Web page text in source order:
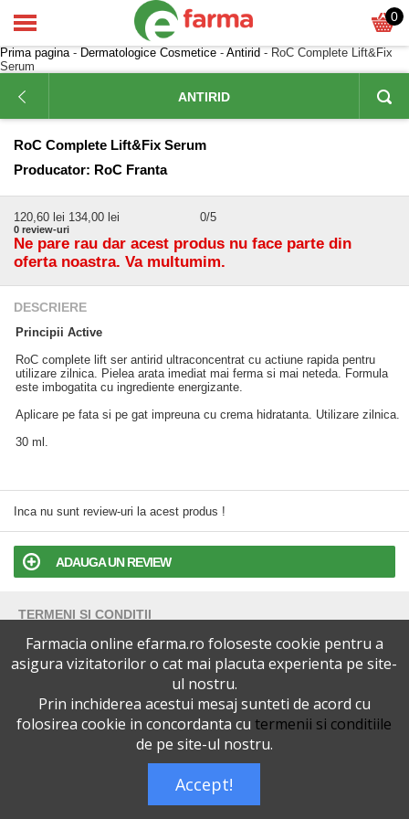
0
Prima pagina- Dermatologice Cosmetice - Antirid - RoC Complete Lift&Fix
Serum
ANTIRID
RoC Complete Lift&Fix Serum
Producator: RoC Franta
120,60 lei 134,00 lei 0/5
0 review-uri
Ne pare rau dar acest produs nu face parte din
oferta noastra. Va multumim.
DESCRIERE
Principii Active
RoC complete lift ser antirid ultraconcentrat cu actiune rapida pentru
utilizare zilnica. Pielea arata imediat mai ferma si mai neteda. Formula
este imbogatita cu ingrediente energizante.
Aplicare pe fata si pe gat impreuna cu crema hidratanta. Utilizare zilnica.
30 ml.
Inca nu sunt review-uri la acest produs !
ADAUGA UN REVIEW
TERMENI SI CONDITII
POLITICA DE CONFIDENTIALITATE
VERSIUNEA DESKTOP
0727515368
Dreptul de autor © efarma.ro - Toate Drepturile Rezervate.
Farmacia online efarma.ro foloseste cookie pentru a
asigura vizitatorilor o cat mai placuta experienta pe site-
ul nostru.
Prin inchiderea acestui mesaj sunteti de acord cu
folosirea cookie in concordanta cu termenii si conditiile
de pe site-ul nostru.
Accept!